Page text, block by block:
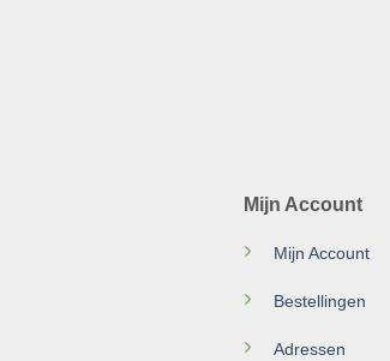
Mijn Account
Mijn Account
Bestellingen
Adressen